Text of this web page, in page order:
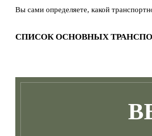
Вы сами определяете, какой
СПИСОК ОСНОВНЫХ